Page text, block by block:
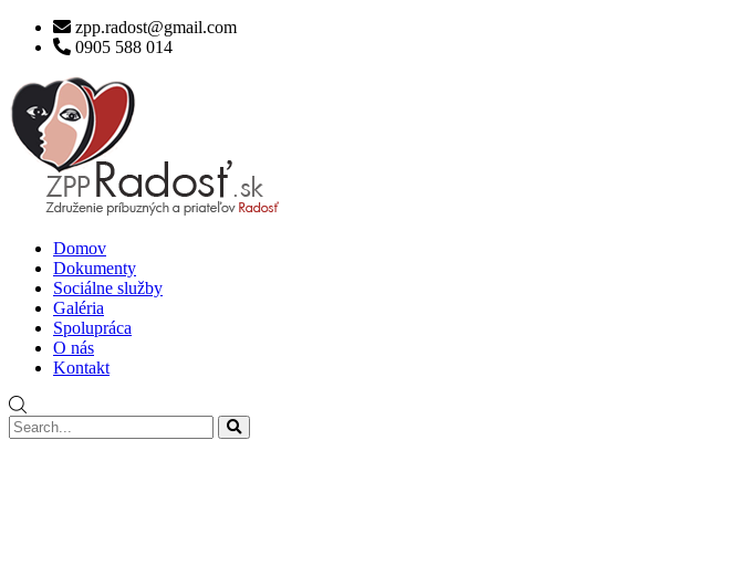
zpp.radost@gmail.com
0905 588 014
Domov
Dokumenty
Sociálne služby
Galéria
Spolupráca
O nás
Kontakt